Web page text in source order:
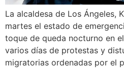
La alcaldesa de Los Ángeles,
martes el estado de
toque de queda nocturno en
varios días de protestas y
migratorias ordenadas por el